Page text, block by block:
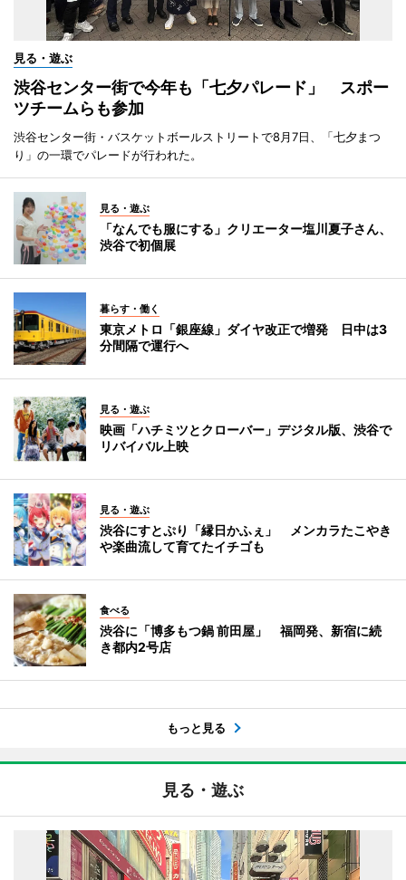
見る・遊ぶ
渋谷センター街で今年も「七夕パレード」 スポー
ツチームらも参加
渋谷センター街・バスケットボールストリートで8月7日、「七夕まつ
り」の一環でパレードが行われた。
見る・遊ぶ
「なんでも服にする」クリエーター塩川夏子さん、
渋谷で初個展
暮らす・働く
東京メトロ「銀座線」ダイヤ改正で増発 日中は3
分間隔で運行へ
見る・遊ぶ
映画「ハチミツとクローバー」デジタル版、渋谷で
リバイバル上映
見る・遊ぶ
渋谷にすとぷり「縁日かふぇ」 メンカラたこやき
や楽曲流して育てたイチゴも
食べる
渋谷に「博多もつ鍋 前田屋」 福岡発、新宿に続
き都内2号店
もっと見る
見る・遊ぶ